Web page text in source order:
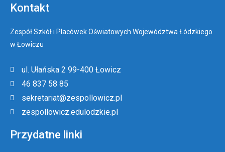
Kontakt
Zespół Szkół i Placówek Oświatowych Województwa Łódzkiego
w Łowiczu
ul. Ułańska 2 99-400 Łowicz
46 837 58 85
sekretariat@zespollowicz.pl
zespollowicz.edulodzkie.pl
Przydatne linki